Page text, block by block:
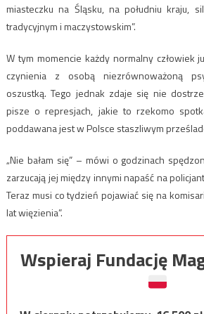
miasteczku na Śląsku, na południu kraju,
tradycyjnym i maczystowskim”.
W tym momencie każdy normalny człowiek
czynienia z osobą niezrównoważoną
oszustką. Tego jednak zdaje się nie
pisze o represjach, jakie to rzekomo
poddawana jest w Polsce staszliwym
„Nie bałam się” – mówi o godzinach
zarzucają jej między innymi napaść na
Teraz musi co tydzień pojawiać się na
lat więzienia”.
Wspieraj Fundację